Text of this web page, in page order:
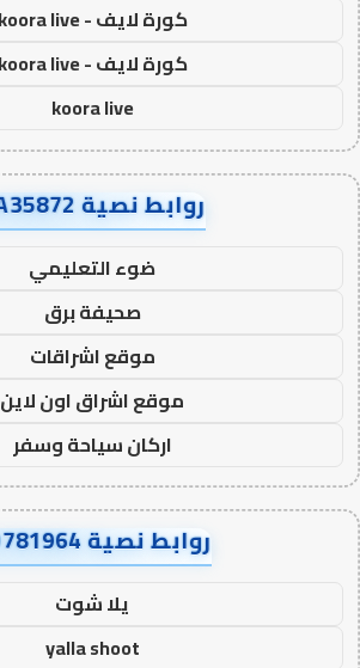
كورة لايف - koora live
كورة لايف - koora live
koora live
روابط نصية AA35872
ضوء التعليمي
صحيفة برق
موقع اشراقات
موقع اشراق اون لاين
اركان سياحة وسفر
روابط نصية FD781964
يلا شوت
yalla shoot